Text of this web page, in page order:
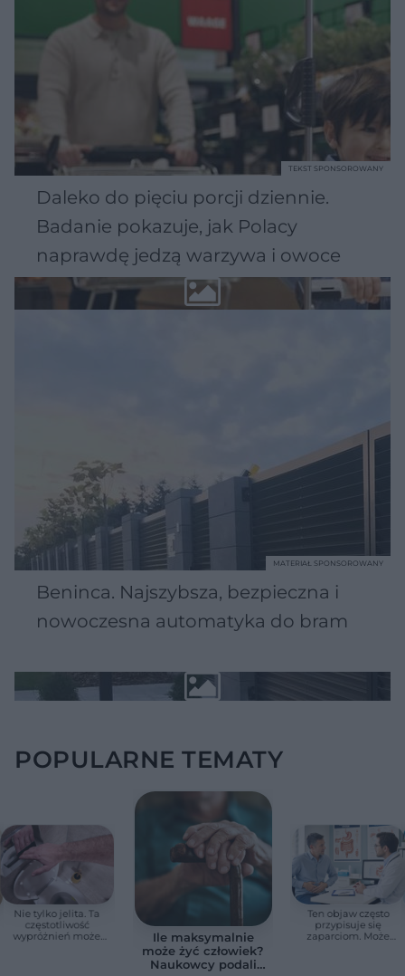
Daleko do pięciu porcji dziennie.
Badanie pokazuje, jak Polacy
naprawdę jedzą warzywa i owoce
TEKST SPONSOROWANY
Beninca. Najszybsza, bezpieczna i
nowoczesna automatyka do bram
MATERIAŁ SPONSOROWANY
POPULARNE TEMATY
Nie tylko jelita. Ta
częstotliwość
wypróżnień może
Ile maksymalnie
może żyć człowiek?
Naukowcy podali
Ten objaw często
przypisuje się
zaparciom. Może